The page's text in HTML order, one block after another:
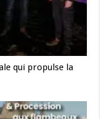
qui propulse la